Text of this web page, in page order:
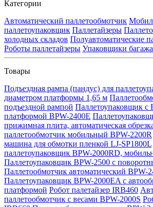
Категории
Автоматический паллетообмотчик
паллетоупаковщик Паллетайзеры
холодных складов Полуавтоматические
Роботы паллетайзеры Упаковщики багажа
Товары
Подъездная рампа (пандус) для
диаметром платформы 1,65 м
подъездной рампой Паллетоупаковщик с
платформой BPW-2400E
прижимная плита, автоматическая
паллетообмотчик мобильный BPW-2200R
машина для обмотки пленкой LJ-SP1800L
паллетоупаковщик BPW-2000RD,
Паллетоупаковщик BPW-2500 с
Паллетообмотчик автоматический BPW-
Паллетоупаковщик BPW-2000EA с
платформой Робот палетайзер IRB460
паллетообмотчик с весами BPW-2000S